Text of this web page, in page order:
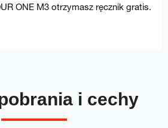
ONE M3 otrzymasz ręcznik gratis.
i cechy